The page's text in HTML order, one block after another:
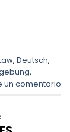
, Deutsch,
,
un comentario